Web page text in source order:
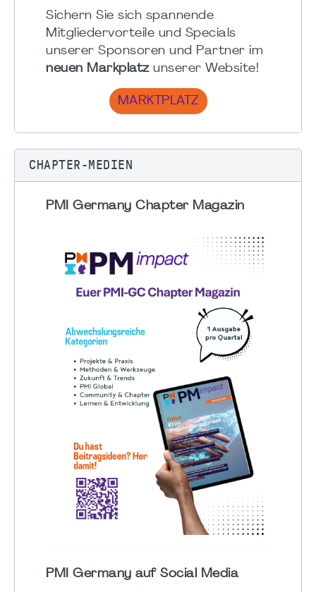
Sichern Sie sich spannende
Mitgliedervorteile und Specials
unserer Sponsoren und Partner im
neuen Markplatzunserer Website!
MARKTPLATZ
CHAPTER-MEDIEN
PMI Germany Chapter Magazin
PMI Germany auf Social Media